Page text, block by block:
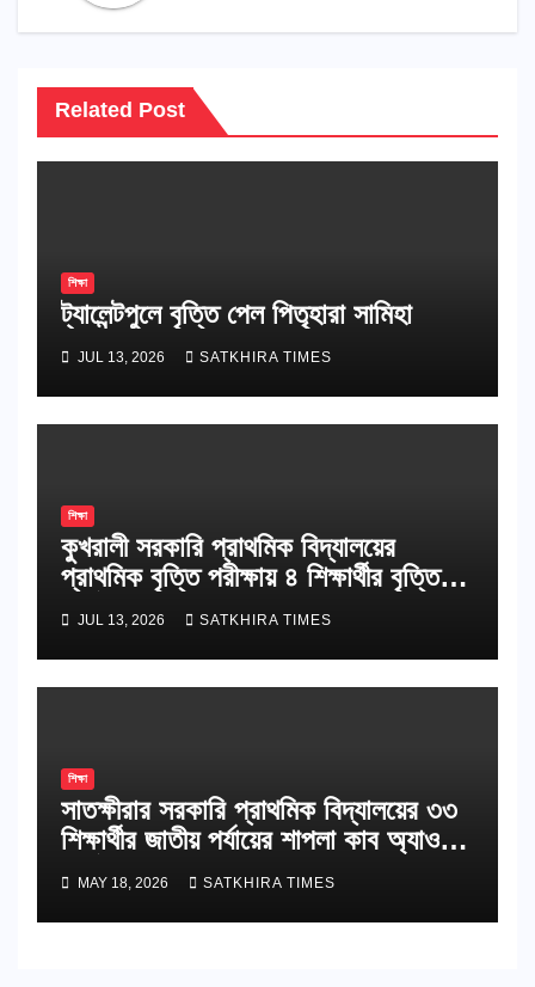
Related Post
শিক্ষা
ট্যালেন্টপুলে বৃত্তি পেল পিতৃহারা সামিহা
JUL 13, 2026 SATKHIRA TIMES
শিক্ষা
কুখরালী সরকারি প্রাথমিক বিদ্যালয়ের
প্রাথমিক বৃত্তি পরীক্ষায় ৪ শিক্ষার্থীর বৃত্তি
অর্জন
JUL 13, 2026 SATKHIRA TIMES
শিক্ষা
সাতক্ষীরার সরকারি প্রাথমিক বিদ্যালয়ের ৩৩
শিক্ষার্থীর জাতীয় পর্যায়ের শাপলা কাব অ্যাওয়ার্ড
অর্জন
MAY 18, 2026 SATKHIRA TIMES